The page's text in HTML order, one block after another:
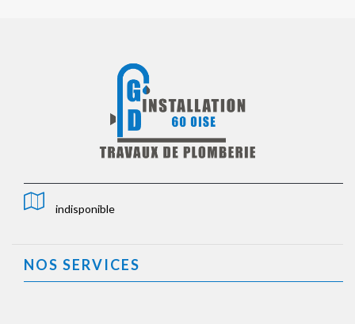
indisponible
NOS SERVICES